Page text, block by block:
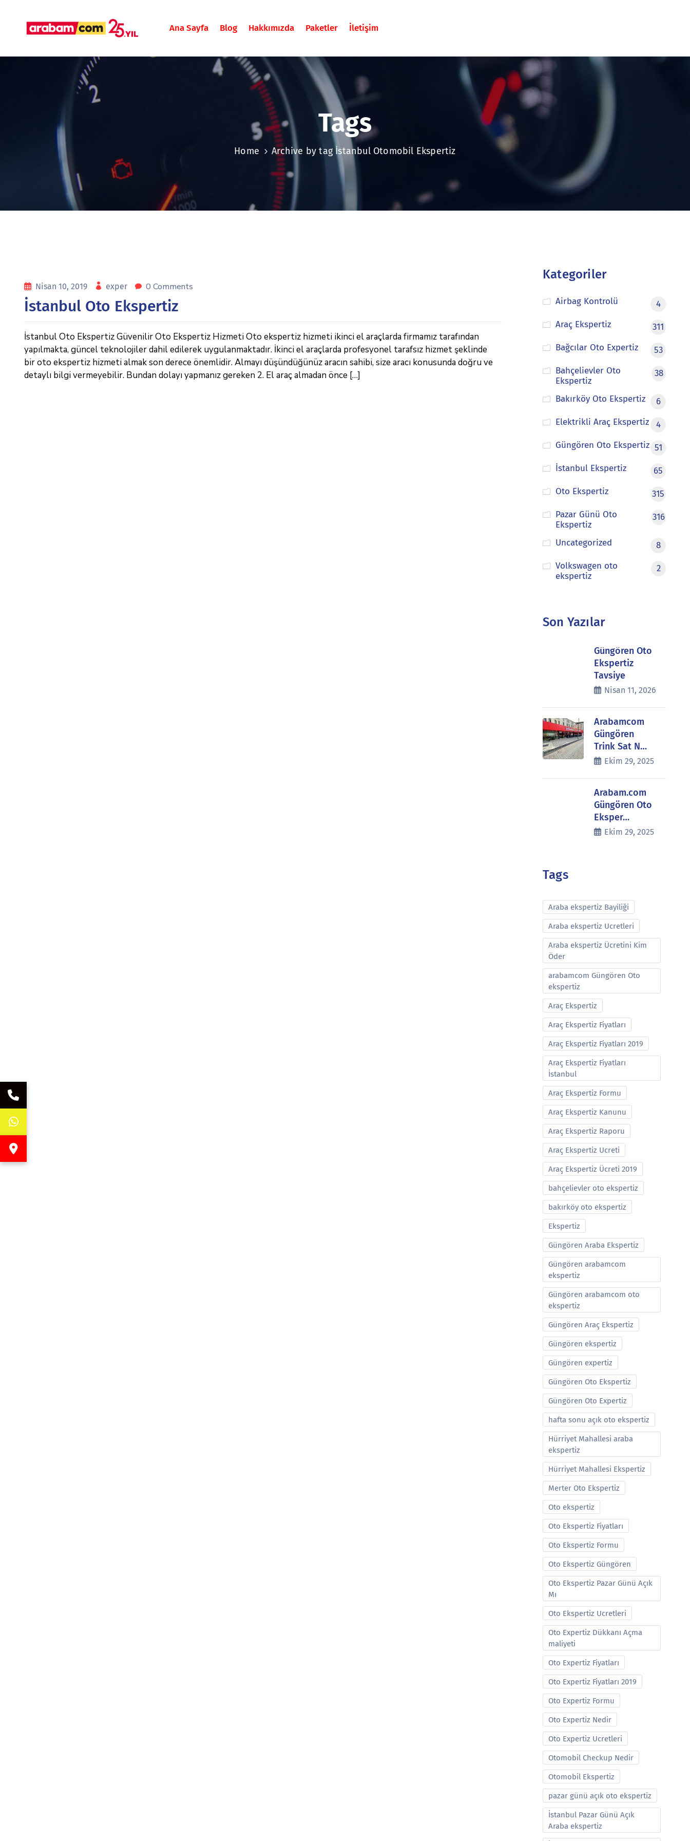
Ana Sayfa Blog Hakkımızda Paketler İletişim
Tags
Home Archive by tag İstanbul Otomobil Ekspertiz
Nisan 10, 2019 exper 0 Comments
İstanbul Oto Ekspertiz
İstanbul Oto Ekspertiz Güvenilir Oto Ekspertiz Hizmeti Oto ekspertiz hizmeti ikinci el araçlarda firmamız tarafından
yapılmakta, güncel teknolojiler dahil edilerek uygulanmaktadır. İkinci el araçlarda profesyonel tarafsız hizmet şeklinde
bir oto ekspertiz hizmeti almak son derece önemlidir. Almayı düşündüğünüz aracın sahibi, size aracı konusunda doğru ve
detaylı bilgi vermeyebilir. Bundan dolayı yapmanız gereken 2. El araç almadan önce […]
Kategoriler
Airbag Kontrolü
4
Araç Ekspertiz
311
Bağcılar Oto Expertiz
53
Bahçelievler Oto
Ekspertiz
38
Bakırköy Oto Ekspertiz
6
Elektrikli Araç Ekspertiz
4
Güngören Oto Ekspertiz 51
İstanbul Ekspertiz
65
Oto Ekspertiz
315
Pazar Günü Oto
Ekspertiz
316
Uncategorized
8
Volkswagen oto
ekspertiz
2
Son Yazılar
Güngören Oto
Ekspertiz
Tavsiye
Nisan 11, 2026
Arabamcom
Güngören
Trink Sat N…
Ekim 29, 2025
Arabam.com
Güngören Oto
Eksper…
Ekim 29, 2025
Tags
Araba ekspertiz Bayiliği
Araba ekspertiz Ucretleri
Araba ekspertiz Ücretini Kim
Öder
arabamcom Güngören Oto
ekspertiz
Araç Ekspertiz
Araç Ekspertiz Fiyatları
Araç Ekspertiz Fiyatları 2019
Araç Ekspertiz Fiyatları
İstanbul
Araç Ekspertiz Formu
Araç Ekspertiz Kanunu
Araç Ekspertiz Raporu
Araç Ekspertiz Ucreti
Araç Ekspertiz Ücreti 2019
bahçelievler oto ekspertiz
bakırköy oto ekspertiz
Ekspertiz
Güngören Araba Ekspertiz
Güngören arabamcom
ekspertiz
Güngören arabamcom oto
ekspertiz
Güngören Araç Ekspertiz
Güngören ekspertiz
Güngören expertiz
Güngören Oto Ekspertiz
Güngören Oto Expertiz
hafta sonu açık oto ekspertiz
Hürriyet Mahallesi araba
ekspertiz
Hürriyet Mahallesi Ekspertiz
Merter Oto Ekspertiz
Oto ekspertiz
Oto Ekspertiz Fiyatları
Oto Ekspertiz Formu
Oto Ekspertiz Güngören
Oto Ekspertiz Pazar Günü Açık
Mı
Oto Ekspertiz Ucretleri
Oto Expertiz Dükkanı Açma
maliyeti
Oto Expertiz Fiyatları
Oto Expertiz Fiyatları 2019
Oto Expertiz Formu
Oto Expertiz Nedir
Oto Expertiz Ucretleri
Otomobil Checkup Nedir
Otomobil Ekspertiz
pazar günü açık oto ekspertiz
İstanbul Pazar Günü Açık
Araba ekspertiz